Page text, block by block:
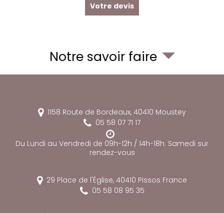
Votre devis
Notre savoir faire
1158 Route de Bordeaux, 40410 Moustey
05 58 07 71 17
Du Lundi au Vendredi de 09h-12h / 14h-18h. Samedi sur
rendez-vous
29 Place de l'Église, 40410 Pissos France
05 58 08 95 35